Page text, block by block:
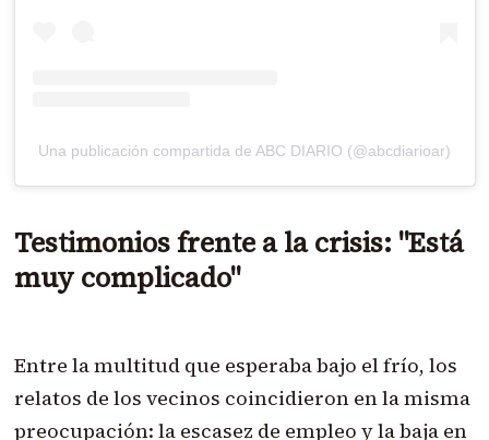
Una publicación compartida de ABC DIARIO (@abcdiarioar)
Testimonios frente a la crisis: "Está
muy complicado"
Entre la multitud que esperaba bajo el frío, los
relatos de los vecinos coincidieron en la misma
preocupación: la escasez de empleo y la baja en